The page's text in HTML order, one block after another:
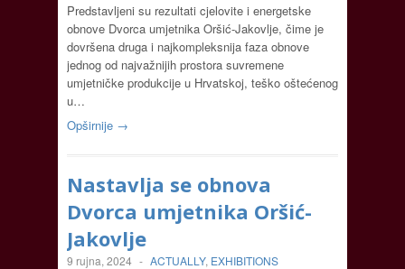
Predstavljeni su rezultati cjelovite i energetske
obnove Dvorca umjetnika Oršić-Jakovlje, čime je
dovršena druga i najkompleksnija faza obnove
jednog od najvažnijih prostora suvremene
umjetničke produkcije u Hrvatskoj, teško oštećenog
u…
Opširnije →
Nastavlja se obnova
Dvorca umjetnika Oršić-
Jakovlje
9 rujna, 2024 - ACTUALLY, EXHIBITIONS